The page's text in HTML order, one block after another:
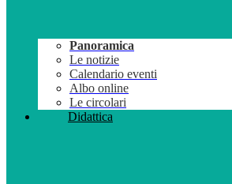
Panoramica
Le notizie
Calendario eventi
Albo online
Le circolari
Didattica